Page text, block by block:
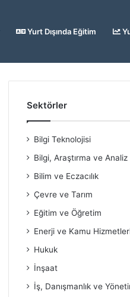
Yurt Dışında Eğitim
Sektörler
Bilgi Teknolojisi
Bilgi, Araştırma ve Analiz
Bilim ve Eczacılık
Çevre ve Tarım
Eğitim ve Öğretim
Enerji ve Kamu
Hukuk
İnşaat
İş, Danışmanlık ve